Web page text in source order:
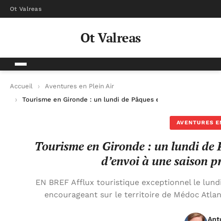
Ot Valreas
Ot Valreas
Accueil
Aventures en Plein Air
Tourisme en Gironde : un lundi de Pâques exceptionnel
AVENTURES
Tourisme en Gironde : un lundi de
d’envoi à une saison
EN BREF Afflux touristique exceptionnel le
encourageant sur le territoire de Médoc